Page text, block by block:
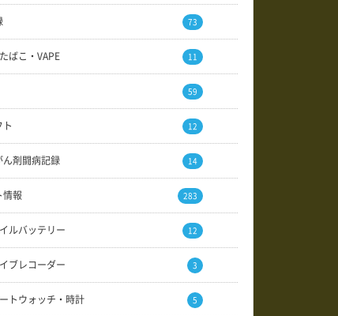
73
ばこ・VAPE 11
59
12
ん剤闘病記録 14
情報 283
ルバッテリー 12
ブレコーダー 3
トウォッチ・時計 5